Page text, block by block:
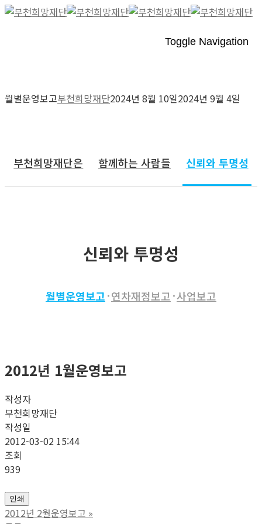
Toggle Navigation
월별운영보고부천희망재단2024년 8월 10일2024년 9월 4일
부천희망재단은 함께하는 사람들 신뢰와 투명성
신뢰와 투명성
월별운영보고 연차재정보고 사업보고
2012년 1월운영보고
작성자
부천희망재단
작성일
2012-03-02 15:44
조회
939
인쇄
2012년 2월운영보고 »